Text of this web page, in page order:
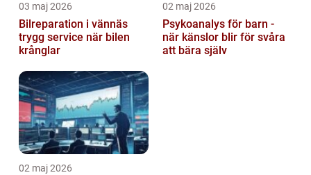
03 maj 2026
Bilreparation i vännäs
trygg service när bilen
krånglar
02 maj 2026
Psykoanalys för barn -
när känslor blir för svåra
att bära själv
02 maj 2026